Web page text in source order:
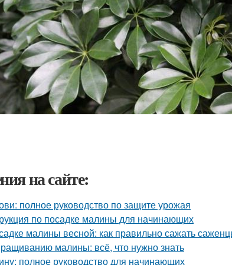
на сайте:
полное руководство по защите урожая
по посадке малины для начинающих
малины весной: как правильно сажать
малины: всё, что нужно знать
полное руководство для начинающих